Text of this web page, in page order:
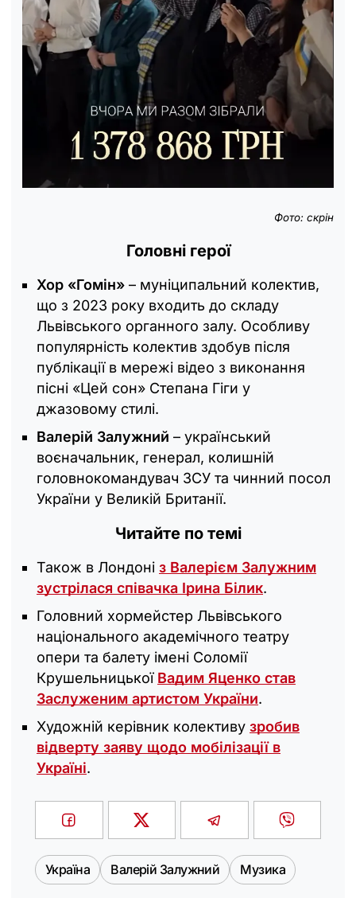
Фото: скрін
Головні герої
Хор «Гомін» – муніципальний колектив,
що з 2023 року входить до складу
Львівського органного залу. Особливу
популярність колектив здобув після
публікації в мережі відео з виконання
пісні «Цей сон» Степана Гіги у
джазовому стилі.
Валерій Залужний – український
воєначальник, генерал, колишній
головнокомандувач ЗСУ та чинний посол
України у Великій Британії.
Читайте по темі
Також в Лондоні з Валерієм Залужним
зустрілася співачка Ірина Білик.
Головний хормейстер Львівського
національного академічного театру
опери та балету імені Соломії
Крушельницької Вадим Яценко став
Заслуженим артистом України.
Художній керівник колективу зробив
відверту заяву щодо мобілізації в
Україні.
Україна Валерій Залужний Музика